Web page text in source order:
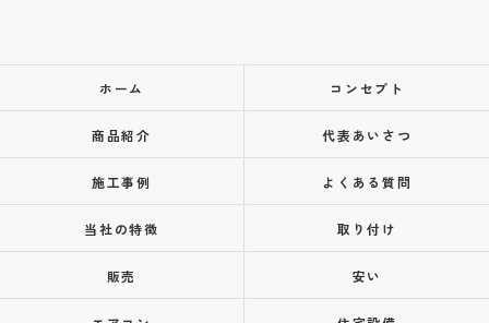
ホーム コンセプト
商品紹介 代表あいさつ
施工事例 よくある質問
当社の特徴 取り付け
販売 安い